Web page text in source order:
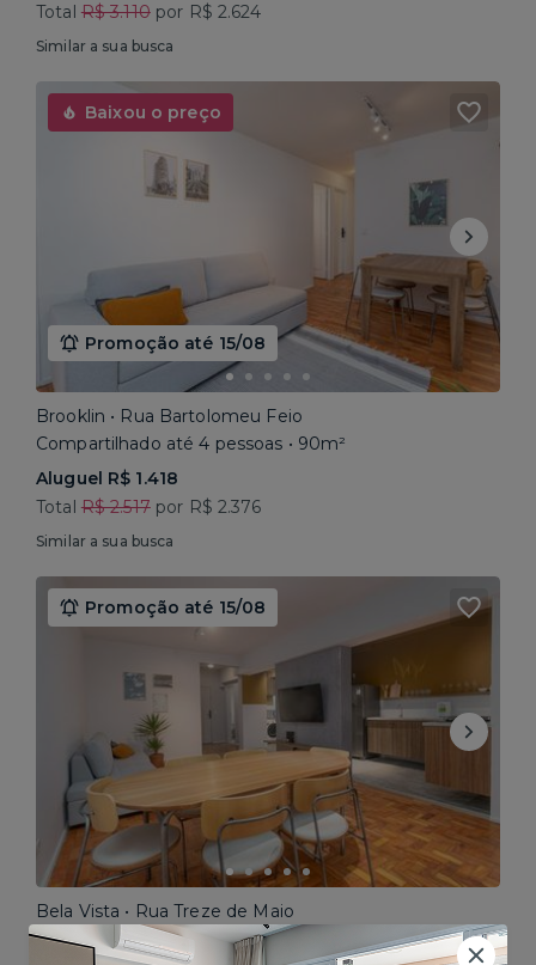
Total R$ 3.110por R$ 2.624
Similar a sua busca
Baixou o preço
Promoção até 15/08
Brooklin • Rua Bartolomeu Feio
Compartilhado até 4 pessoas • 90m²
Aluguel R$ 1.418
Total R$ 2.517por R$ 2.376
Similar a sua busca
Promoção até 15/08
Bela Vista • Rua Treze de Maio
Compartilhado até 5 pessoas • 160m²